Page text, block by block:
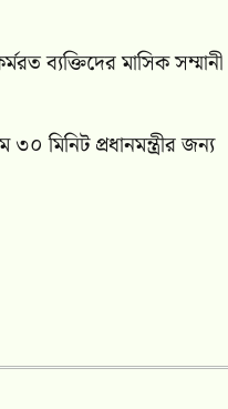
ব্যক্তিদের মাসিক সম্মানী
মিনিট প্রধানমন্ত্রীর জন্য